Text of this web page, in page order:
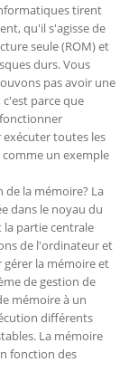
tirent
qu'il s'agisse de
seule (ROM) et
durs. Vous
pas avoir une
parce que
toutes les
un exemple
de la mémoire? La
dans le noyau du
partie centrale
de l'ordinateur et
la mémoire et
de gestion de
mémoire à un
différents
La mémoire
fonction des